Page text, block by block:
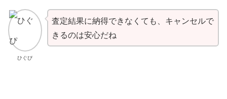
ひぐぴ
査定結果に納得できなくても、キャンセルで
きるのは安心だね